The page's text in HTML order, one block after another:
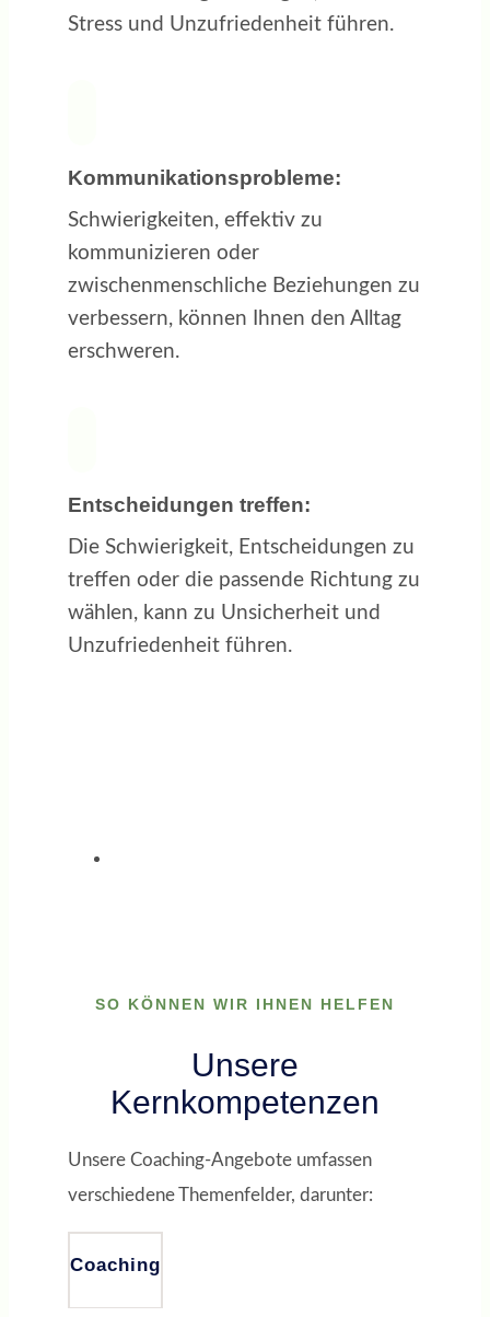
Stress und Unzufriedenheit führen.
Kommunikationsprobleme:
Schwierigkeiten, effektiv zu
kommunizieren oder
zwischenmenschliche Beziehungen zu
verbessern, können Ihnen den Alltag
erschweren.
Entscheidungen treffen:
Die Schwierigkeit, Entscheidungen zu
treffen oder die passende Richtung zu
wählen, kann zu Unsicherheit und
Unzufriedenheit führen.
SO KÖNNEN WIR IHNEN HELFEN
Unsere
Kernkompetenzen
Unsere Coaching-Angebote umfassen
verschiedene Themenfelder, darunter:
Coaching